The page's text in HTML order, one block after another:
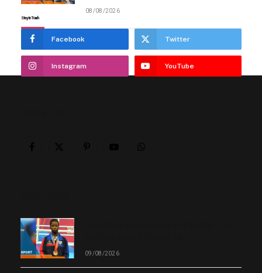
08/08/2026
Stay In Touch
Facebook Twitter
Instagram YouTube
09/08/2026